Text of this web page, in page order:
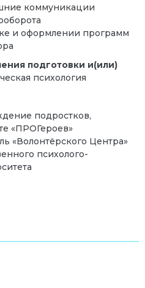
коммуникации
и оформлении программ
подготовки и(или)
психология
подростков,
«ПРОГероев»
«Волонтёрского Центра»
психолого-